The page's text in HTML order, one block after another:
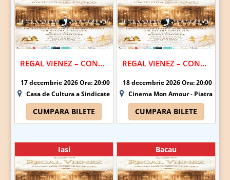
REGAL VIENEZ – CONCERT EXTRAORDINAR DE CRACIUN | BOTOSANI
17 decembrie 2026 Ora: 20:00
Casa de Cultura a Sindicatelor - Botosani
CUMPARA BILETE
REGAL VIENEZ – CONCERT EXTRAORDINAR DE CRACIUN | PIATRA NEAMT
18 decembrie 2026 Ora: 20:00
Cinema Mon Amour - Piatra-
CUMPARA BILETE
Iasi Bacau